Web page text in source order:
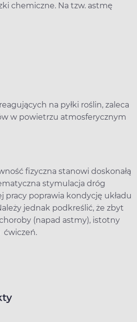
chemiczne. Na tzw. astmę
na pyłki roślin, zaleca
w powietrzu atmosferycznym
fizyczna stanowi doskonałą
stymulacja dróg
poprawia kondycję układu
jednak podkreślić, że zbyt
(napad astmy), istotny
ćwiczeń.